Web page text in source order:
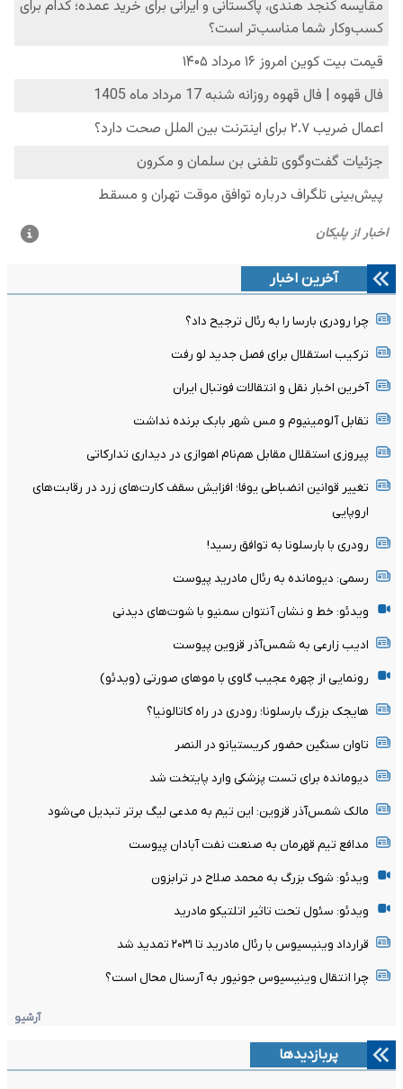
آخرین اخبار
چرا رودری بارسا را به رئال ترجیح داد؟
ترکیب استقلال برای فصل جدید لو رفت
آخرین اخبار نقل و انتقالات فوتبال ایران
تقابل آلومینیوم و مس شهر بابک برنده نداشت
پیروزی استقلال مقابل هم‌نام اهوازی در دیداری تدارکاتی
تغییر قوانین انضباطی یوفا؛ افزایش سقف کارت‌های زرد در رقابت‌های
اروپایی
رودری با بارسلونا به توافق رسید!
رسمی: دیومانده به رئال مادرید پیوست
ویدئو: خط و نشان آنتوان سمنیو با شوت‌های دیدنی
ادیب زارعی به شمس‌آذر قزوین پیوست
رونمایی از چهره عجیب گاوی با موهای صورتی (ویدئو)
هایجک بزرگ بارسلونا؛ رودری در راه کاتالونیا؟
تاوان سنگین حضور کریستیانو در النصر
دیومانده برای تست پزشکی وارد پایتخت شد
مالک شمس‌آذر قزوین: این تیم به مدعی لیگ برتر تبدیل می‌شود
مدافع تیم قهرمان به صنعت نفت آبادان پیوست
ویدئو: شوک بزرگ به محمد صلاح در ترابزون
ویدئو: سئول تحت تاثیر اتلتیکو مادرید
قرارداد وینیسیوس با رئال مادرید تا ۲۰۳۱ تمدید شد
چرا انتقال وینیسیوس جونیور به آرسنال محال است؟
آرشیو
پربازدیدها